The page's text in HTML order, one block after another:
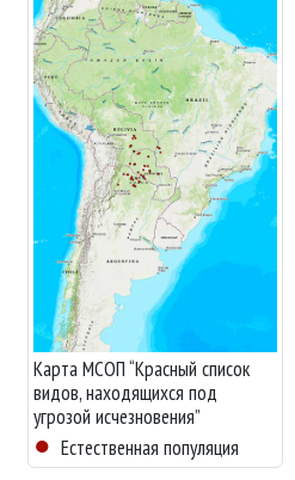
Карта МСОП “Красный список
видов, находящихся под
угрозой исчезновения”
● Естественная популяция